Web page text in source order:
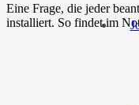
Eine Frage, die jeder
installiert. So findet im